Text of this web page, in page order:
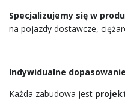
Specjalizujemy się w
na pojazdy dostawcze,
Indywidualne dopasowanie
Każda zabudowa jest